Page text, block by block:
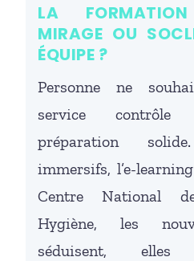
LA FORMATION
MIRAGE OU
ÉQUIPE ?
Personne ne
service contrôle
préparation
immersifs, l’e-
Centre National
Hygiène, les
séduisent,